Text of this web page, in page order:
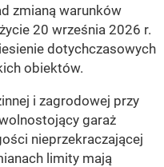
zmianą warunków
20 września 2026 r.
dotychczasowych
obiektów.
i zagrodowej przy
garaż
nieprzekraczającej
limity mają